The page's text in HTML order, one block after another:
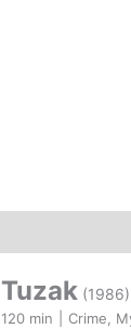
Tuzak (1986)
120 min Crime,